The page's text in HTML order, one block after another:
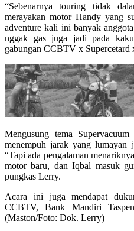
“Sebenarnya touring tidak
merayakan motor Handy yang
adventure kali ini banyak
nggak gas juga jadi pada
gabungan CCBTV x Supercetard
Mengusung tema
menempuh jarak yang lumayan
“Tapi ada pengalaman
motor baru, dan Iqbal masuk
pungkas Lerry.
Acara ini juga mendapat
CCBTV, Bank Mandiri
(Maston/Foto: Dok. Lerry)